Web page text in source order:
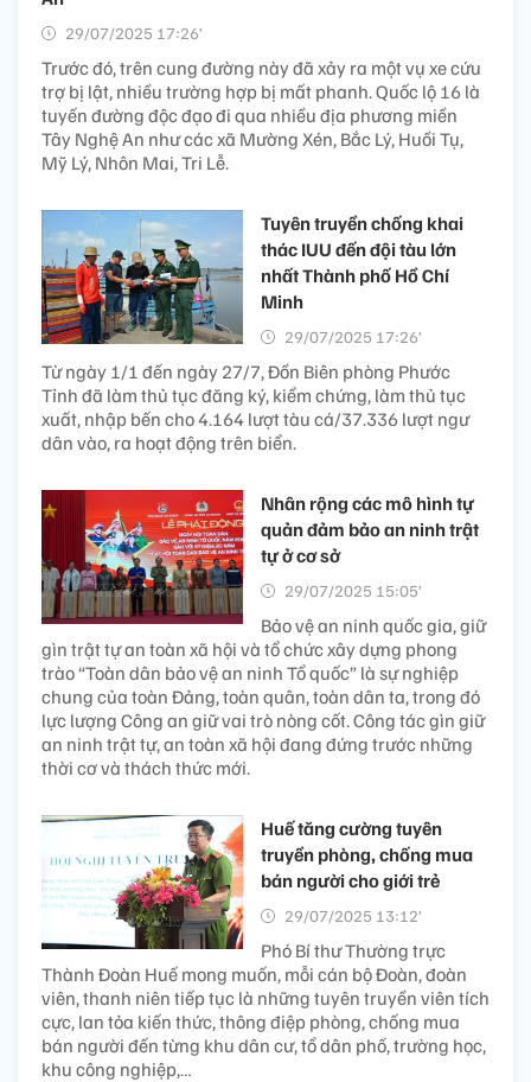
29/07/2025 17:26’
Trước đó, trên cung đường này đã xảy ra một vụ xe cứu
trợ bị lật, nhiều trường hợp bị mất phanh. Quốc lộ 16 là
tuyến đường độc đạo đi qua nhiều địa phương miền
Tây Nghệ An như các xã Mường Xén, Bắc Lý, Huồi Tụ,
Mỹ Lý, Nhôn Mai, Tri Lễ.
Tuyên truyền chống khai
thác IUU đến đội tàu lớn
nhất Thành phố Hồ Chí
Minh
29/07/2025 17:26’
Từ ngày 1/1 đến ngày 27/7, Đồn Biên phòng Phước
Tỉnh đã làm thủ tục đăng ký, kiểm chứng, làm thủ tục
xuất, nhập bến cho 4.164 lượt tàu cá/37.336 lượt ngư
dân vào, ra hoạt động trên biển.
Nhân rộng các mô hình tự
quản đảm bảo an ninh trật
tự ở cơ sở
29/07/2025 15:05’
Bảo vệ an ninh quốc gia, giữ
gìn trật tự an toàn xã hội và tổ chức xây dựng phong
trào “Toàn dân bảo vệ an ninh Tổ quốc” là sự nghiệp
chung của toàn Đảng, toàn quân, toàn dân ta, trong đó
lực lượng Công an giữ vai trò nòng cốt. Công tác gìn giữ
an ninh trật tự, an toàn xã hội đang đứng trước những
thời cơ và thách thức mới.
Huế tăng cường tuyên
truyền phòng, chống mua
bán người cho giới trẻ ​
29/07/2025 13:12’
Phó Bí thư Thường trực
Thành Đoàn Huế mong muốn, mỗi cán bộ Đoàn, đoàn
viên, thanh niên tiếp tục là những tuyên truyền viên tích
cực, lan tỏa kiến thức, thông điệp phòng, chống mua
bán người đến từng khu dân cư, tổ dân phố, trường học,
khu công nghiệp,…